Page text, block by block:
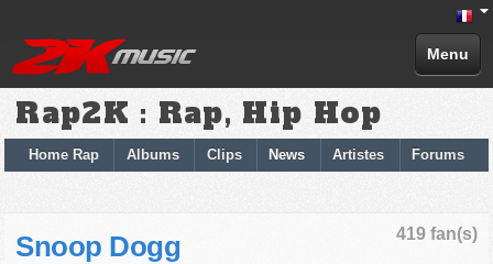
Menu
Rap2K : Rap, Hip Hop
Home Rap Albums Clips News Artistes Forums
419 fan(s)
Snoop Dogg